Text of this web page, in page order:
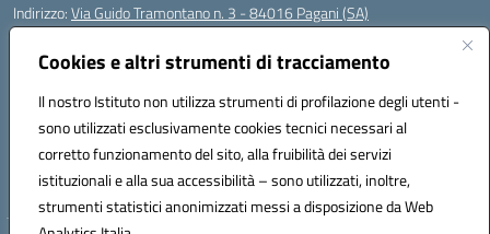
Cookies e altri strumenti di tracciamento
Il nostro Istituto non utilizza strumenti di profilazione degli utenti -
sono utilizzati esclusivamente cookies tecnici necessari al
corretto funzionamento del sito, alla fruibilità dei servizi
istituzionali e alla sua accessibilità – sono utilizzati, inoltre,
strumenti statistici anonimizzati messi a disposizione da Web
Indirizzo:Via Guido Tramontano n. 3 - 84016 Pagani (SA)
Centralino:
Posta elettronica certificata (PEC):saps08000t@pec.istruzione.it
Codice fiscale: 80022400651
Codice meccanografico:SAPS08000T
Codice Indice delle Pubbliche Amministrazioni (IPA): istsc_saps08000t
Codice unico di fatturazione (CUF): UFC29W